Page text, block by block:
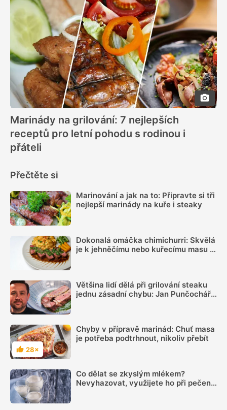
Marinády na grilování: 7 nejlepších
receptů pro letní pohodu s rodinou i
přáteli
Přečtěte si
Marinování a jak na to: Připravte si tři
nejlepší marinády na kuře i steaky
Dokonalá omáčka chimichurri: Skvělá
je k jehněčímu nebo kuřecímu masu a
Většina lidí dělá při grilování steaku
jednu zásadní chybu: Jan Punčochář
Hodnocení
28×
Chyby v přípravě marinád: Chuť masa
je potřeba podtrhnout, nikoliv přebít
Co dělat se zkyslým mlékem?
Nevyhazovat, využijete ho při pečení i